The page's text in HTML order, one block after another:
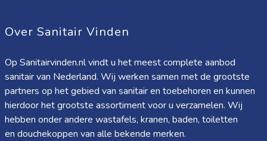
Over Sanitair Vinden
Op Sanitairvinden.nl vindt u het meest complete aanbod
sanitair van Nederland. Wij werken samen met de grootste
partners op het gebied van sanitair en toebehoren en kunnen
hierdoor het grootste assortiment voor u verzamelen. Wij
hebben onder andere wastafels, kranen, baden, toiletten
en douchekoppen van alle bekende merken.